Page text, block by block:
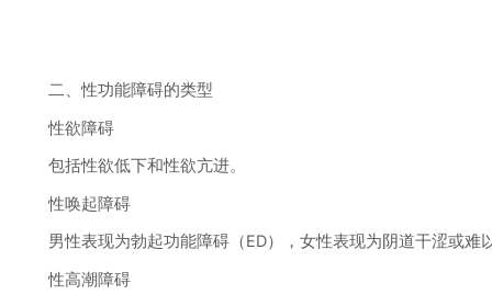
二、性功能障碍的类型
性欲障碍
包括性欲低下和性欲亢进。
性唤起障碍
男性表现为勃起功能障碍（ED），女性表现为阴道干涩或难以
性高潮障碍